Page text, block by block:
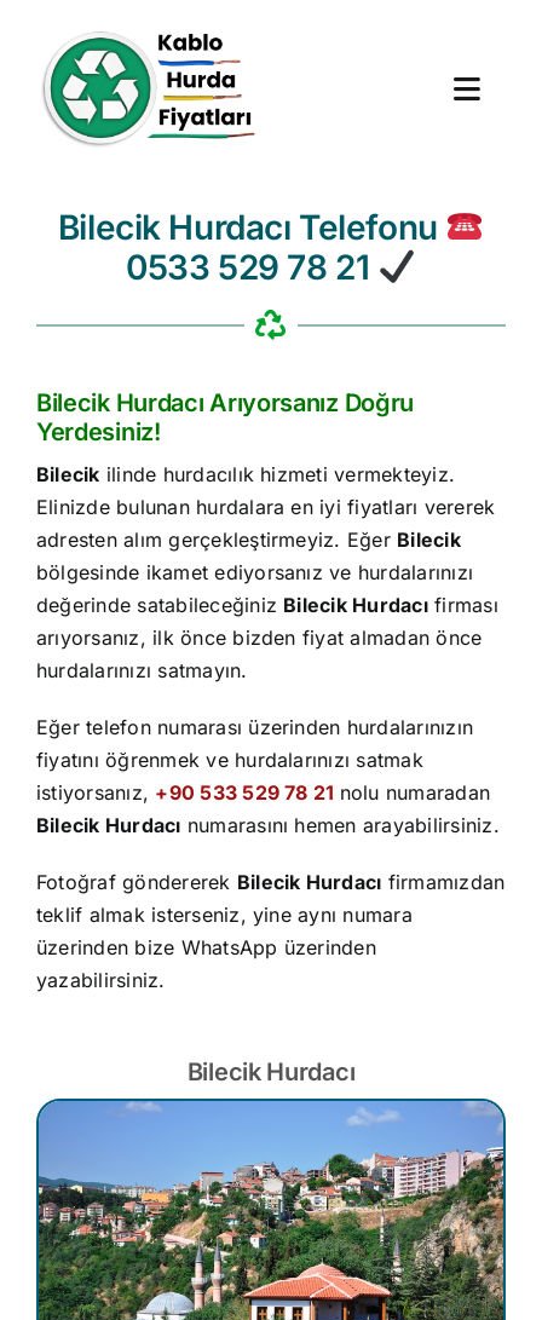
content
Hurda Fiyatları
Hizmet Bölgeleri
Hakkımızda
Blog
İletişim
Bilecik Hurdacı Telefonu
0533 529 78 21
Bilecik Hurdacı Arıyorsanız Doğru
Yerdesiniz!
Bilecik ilinde hurdacılık hizmeti vermekteyiz.
Elinizde bulunan hurdalara en iyi fiyatları vererek
adresten alım gerçekleştirmeyiz. Eğer Bilecik
bölgesinde ikamet ediyorsanız ve hurdalarınızı
değerinde satabileceğiniz Bilecik Hurdacıfirması
arıyorsanız, ilk önce bizden fiyat almadan önce
hurdalarınızı satmayın.
Eğer telefon numarası üzerinden hurdalarınızın
fiyatını öğrenmek ve hurdalarınızı satmak
istiyorsanız, +90 533 529 78 21 nolu numaradan
Bilecik Hurdacı numarasını hemen arayabilirsiniz.
Fotoğraf göndererek Bilecik Hurdacı firmamızdan
teklif almak isterseniz, yine aynı numara
üzerinden bize WhatsApp üzerinden
yazabilirsiniz.
Bilecik Hurdacı